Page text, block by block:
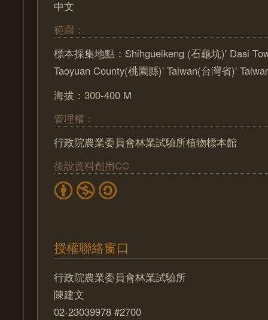
中文
範圍：
標本採集地點：Shihgueikeng (石龜坑)' Dasi
Taoyuan County(桃園縣)' Taiwan(台灣省)'
海拔：300-400 M
管理權：
行政院農業委員會林業試驗所植物標本館
後設資料創用CC
授權聯絡窗口
行政院農業委員會林業試驗所
陳建文
02-23039978 #2700